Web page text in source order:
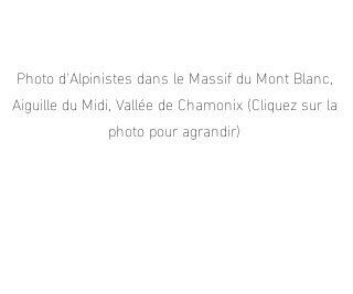
Photo d'Alpinistes dans le Massif du Mont Blanc,
Aiguille du Midi, Vallée de Chamonix (Cliquez sur la
photo pour agrandir)